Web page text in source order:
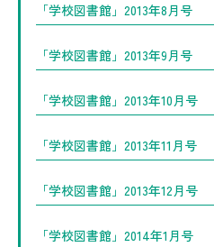
「学校図書館」2013年8月号
「学校図書館」2013年9月号
「学校図書館」2013年10月号
「学校図書館」2013年11月号
「学校図書館」2013年12月号
「学校図書館」2014年1月号